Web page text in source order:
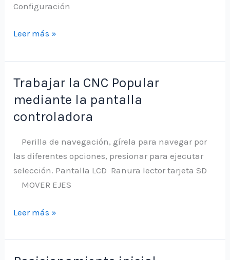
Configuración
Actualizar
Marlin
placa
MKS
Gen
L
Leer más »
Trabajar la CNC Popular
mediante la pantalla
controladora
Perilla de navegación, gírela para navegar por
las diferentes opciones, presionar para ejecutar
selección. Pantalla LCD Ranura lector tarjeta SD
MOVER EJES
Trabajar
CNC
Popular
Leer más »